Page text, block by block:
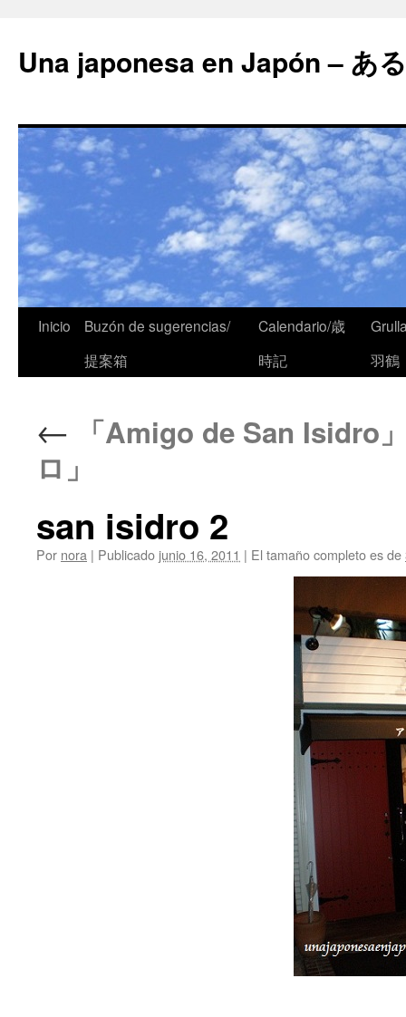
Una japonesa en Japón – あ
Inicio
Buzón de sugerencias/
提案箱
Calendario/歳
時記
羽鶴
← 「Amigo de San Isidro
ロ」
san isidro 2
Por nora | Publicado junio 16, 2011 | El tamaño completo es de